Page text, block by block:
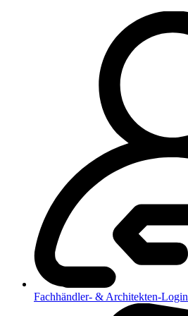
Fachhändler- & Architekten-Login